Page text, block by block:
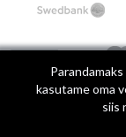
kasutame oma
siis